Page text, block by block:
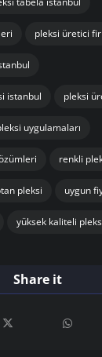
pleksi üretici
istanbul pleksi
uygulamaları
renkli
pleksi uygun
yüksek kaliteli